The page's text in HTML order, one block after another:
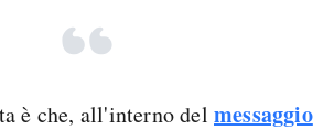
è che, all'interno del messaggio